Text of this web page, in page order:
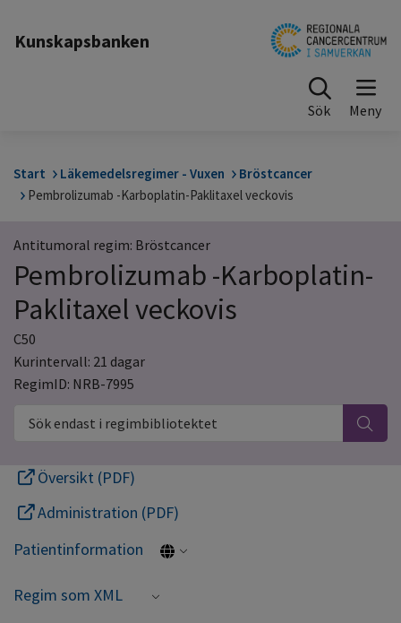
Kunskapsbanken
Sök
Start Läkemedelsregimer - Vuxen
Bröstcancer
Pembrolizumab -Karboplatin-Paklitaxel veckovis
Antitumoral regim: Bröstcancer
Pembrolizumab -Karboplatin-
Paklitaxel veckovis
C50
Kurintervall: 21 dagar
RegimID: NRB-7995
Sök endast i regimbibliotektet
Översikt (PDF)
Administration (PDF)
Patientinformation
Regim som XML